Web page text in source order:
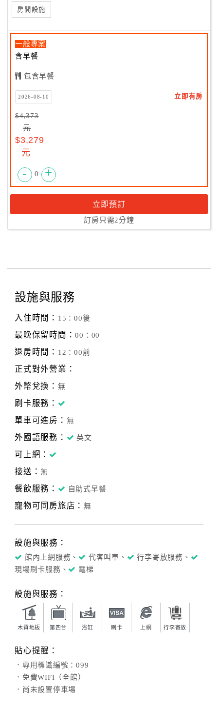
房間設施
一般專案
含早餐
包含早餐
2026-08-10 立即有房
$4,373
元
$3,279
元
- 0 +
立即預訂
訂房只需2分鐘
設施與服務
入住時間： 15：00後
最晚保留時間：00：00
退房時間： 12：00前
正式對外營業：
外幣兌換： 無
刷卡服務：
單車可進房： 無
外國語服務： 英文
可上網：
接送：無
餐飲服務： 自助式早餐
寵物可同房旅店： 無
設施與服務：
館內上網服務、 代客叫車、
行李寄放服務、
現場刷卡服務、
電梯
設施與服務：
木質地板 第四台 浴缸 刷卡 上網 行李寄放
貼心提醒：
．專用標識編號：099
．免費WIFI（全館）
．尚未設置停車場